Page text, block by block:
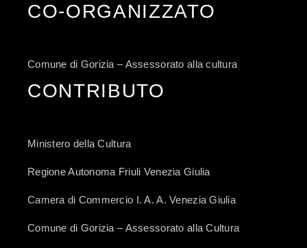
CO-ORGANIZZATO
Comune di Gorizia – Assessorato alla cultura
CONTRIBUTO
Ministero della Cultura
Regione Autonoma Friuli Venezia Giulia
Camera di Commercio I. A. A. Venezia Giulia
Comune di Gorizia – Assessorato alla Cultura